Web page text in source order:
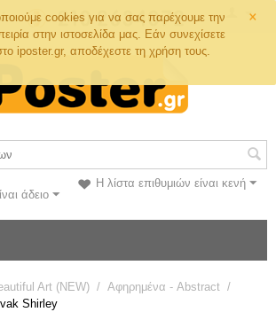
×
cookies για να σας παρέχουμε την
στην ιστοσελίδα μας. Εάν συνεχίσετε
iposter.gr, αποδέχεστε τη χρήση τους.
Η λίστα επιθυμιών είναι κενή
άδειο
Art (NEW) / Αφηρημένα - Abstract /
Shirley